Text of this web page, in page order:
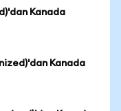
Kanada
Kanada